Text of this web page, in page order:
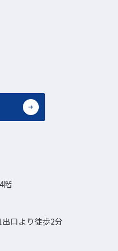
階
口より徒歩2分